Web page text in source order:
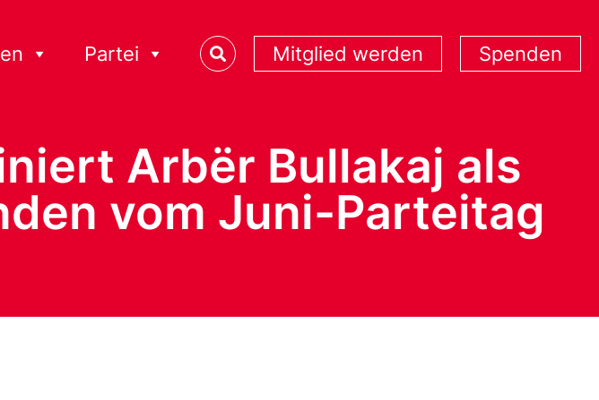
Partei Mitglied werden Spenden
Arbër Bullakaj als
vom Juni-Parteitag